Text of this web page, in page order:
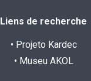
Liens de recherche
• Projeto Kardec
• Museu AKOL